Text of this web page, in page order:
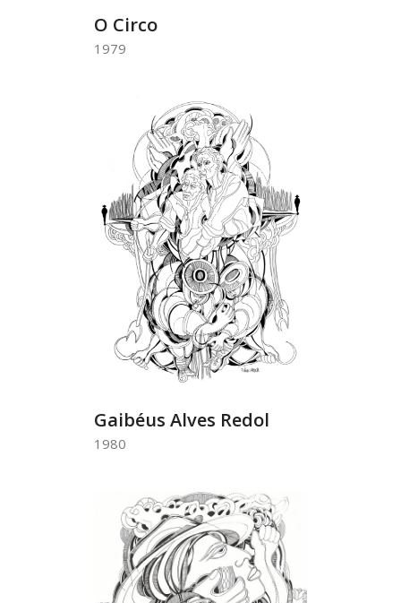
O Circo
1979
Gaibéus Alves Redol
1980